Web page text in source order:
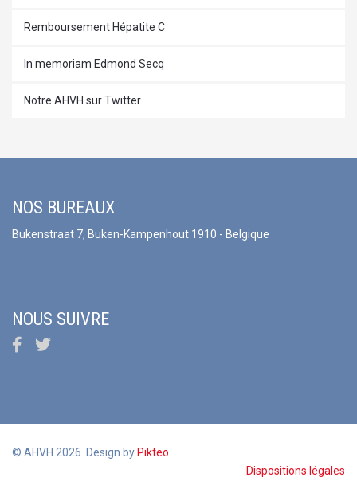
Remboursement Hépatite C
In memoriam Edmond Secq
Notre AHVH sur Twitter
NOS BUREAUX
Bukenstraat 7, Buken-Kampenhout 1910 - Belgique
NOUS SUIVRE
© AHVH 2026. Design by Pikteo
Dispositions légales